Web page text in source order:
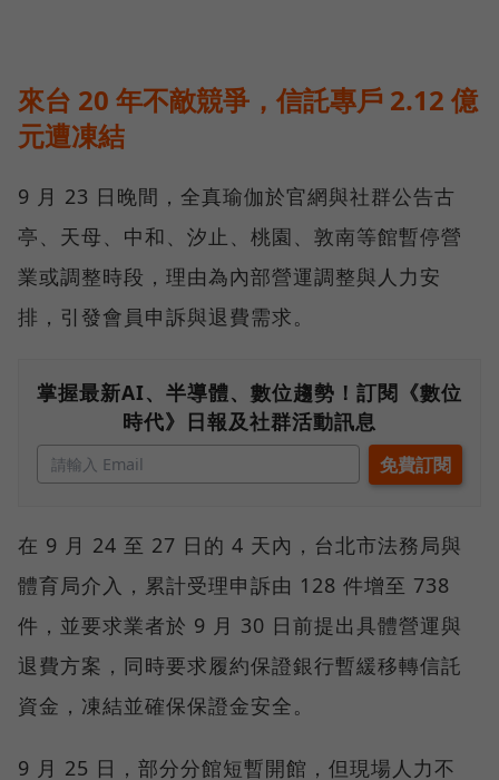
來台 20 年不敵競爭，信託專戶 2.12 億
元遭凍結
9 月 23 日晚間，全真瑜伽於官網與社群公告古
亭、天母、中和、汐止、桃園、敦南等館暫停營
業或調整時段，理由為內部營運調整與人力安
排，引發會員申訴與退費需求。
掌握最新AI、半導體、數位趨勢！訂閱《數位
時代》日報及社群活動訊息
在 9 月 24 至 27 日的 4 天內，台北市法務局與
體育局介入，累計受理申訴由 128 件增至 738
件，並要求業者於 9 月 30 日前提出具體營運與
退費方案，同時要求履約保證銀行暫緩移轉信託
資金，凍結並確保保證金安全。
9 月 25 日，部分分館短暫開館，但現場人力不